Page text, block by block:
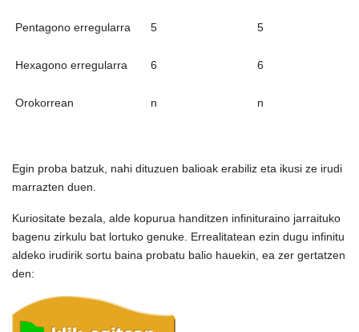
Pentagono erregularra 5 5
Hexagono erregularra 6 6
Orokorrean n n
Egin proba batzuk, nahi dituzuen balioak erabiliz eta ikusi ze irudi
marrazten duen.
Kuriositate bezala, alde kopurua handitzen infinituraino jarraituko
bagenu zirkulu bat lortuko genuke. Errealitatean ezin dugu infinitu
aldeko irudirik sortu baina probatu balio hauekin, ea zer gertatzen
den: